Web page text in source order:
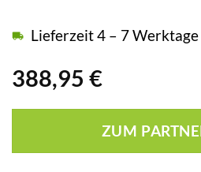
388,95 €
Lieferzeit 4 – 7 Werktage
ZUM